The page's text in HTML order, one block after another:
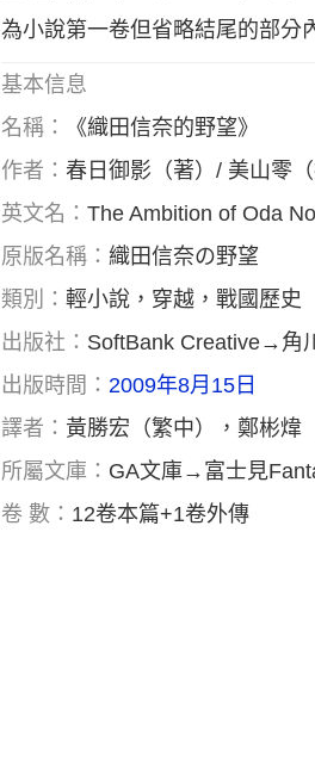
為小說第一卷但省略結尾的部分
基本信息
名稱：
《織田信奈的野望》
作者：春日御影（著）/ 美山零（
英文名：The Ambition of Oda
原版名稱：織田信奈の野望
類別：輕小說，穿越，戰國歷史
出版社： SoftBank Creative→角
出版時間：2009年8月15日
譯者： 黃勝宏（繁中），鄭彬煒
所屬文庫： GA文庫→富士見
卷 數： 12卷本篇+1卷外傳